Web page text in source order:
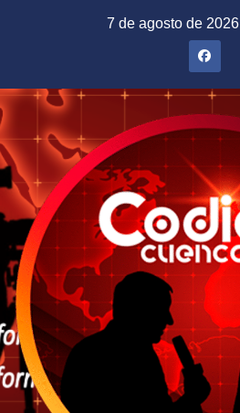
7 de agosto de 2026